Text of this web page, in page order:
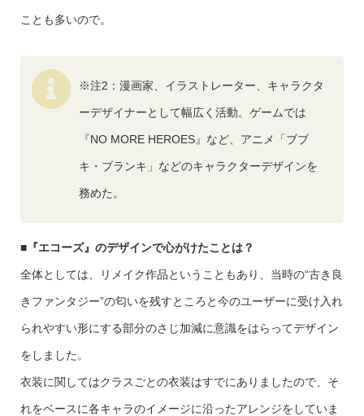
ことも多いので。
※注2：漫画家、イラストレーター、キャラクタ
ーデザイナーとして幅広く活動。ゲームでは
『NO MORE HEROES』など、アニメ「ブブ
キ・ブランキ」などのキャラクターデザインを
務めた。
■『エコーズ』のデザインで心がけたことは？
全体としては、リメイク作品ということもあり、当時の“古き良
きファンタジー”の匂いを残すところと今のユーザーに受け入れ
られやすい形にする部分のさじ加減に意識をはらってデザイン
をしました。
衣装に関してはクラスごとの衣装はすでにありましたので、そ
れをベースに各キャラのイメージに沿ったアレンジをしていま